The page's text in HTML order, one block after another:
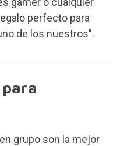
perfecto para
de los nuestros".
grupo son la mejor